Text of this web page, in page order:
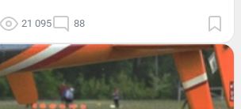
21 095 88